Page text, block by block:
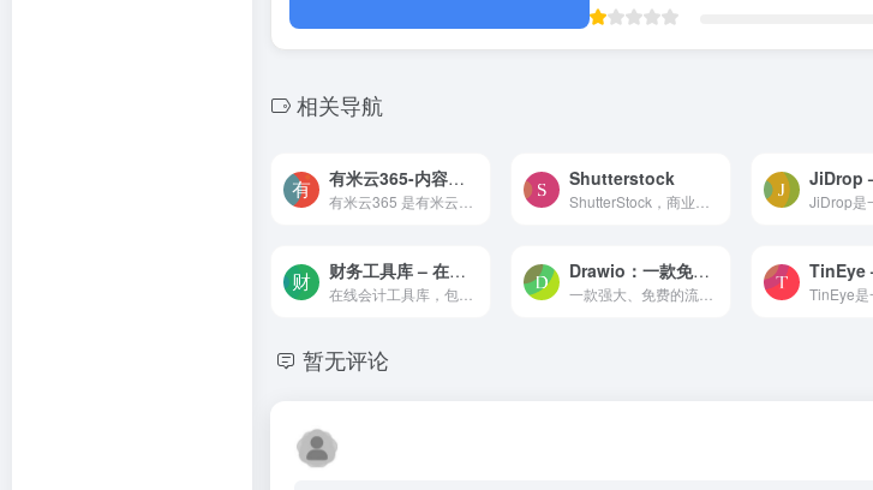
相关导航
有米云365-内容资产协作与管理平台
有米云365 是有米云旗下的内容资产协作与管理平台，面向内容营销团队，帮助客户实现灵感激发、内容协作、传播发布、数据复盘到资产管理的完整闭环，提高内容团队协作效率，让内容...
Shutterstock
ShutterStock，商业图库素材下载站，是一个提供超过2,000 万张照片、插图、矢量图及视频的素材网站。
财务工具库 – 在线会计工具库-常用企业财务工具
在线会计工具库，包含发票查询、会计科目汇编、印花税计算、税款滞纳金计算、五险一金计算器、房贷计算器、理财规划工具等，应有尽有！可以满足会计人员和企业对会计工作的多种需求。
Drawio：一款免费的流程图表绘制工具，功能媲美Visio和亿图
一款强大、免费的流程图绘图工具(基本可以替代收费的visio等)
暂无评论